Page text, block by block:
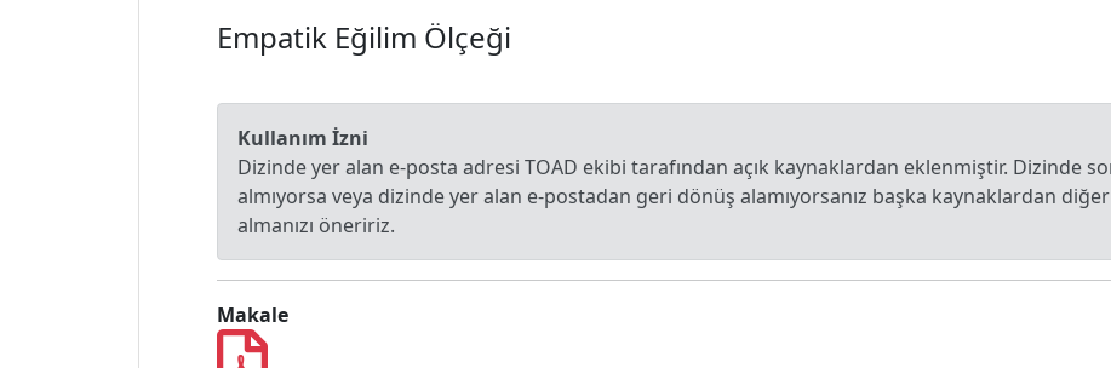
Empatik Eğilim Ölçeği
Kullanım İzni
Dizinde yer alan e-posta adresi TOAD ekibi tarafından açık kaynaklardan eklenmiştir. Dizinde
almıyorsa veya dizinde yer alan e-postadan geri dönüş alamıyorsanız başka kaynaklardan
almanızı öneririz.
Makale